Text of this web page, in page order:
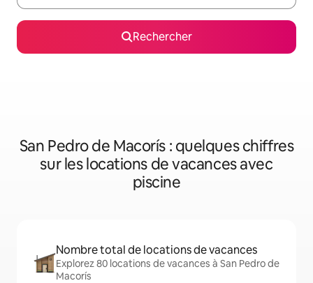
Rechercher
San Pedro de Macorís : quelques chiffres
sur les locations de vacances avec
piscine
Nombre total de locations de vacances
Explorez 80 locations de vacances à San Pedro de
Macorís